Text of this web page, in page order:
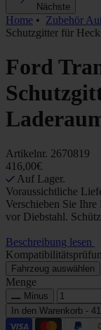
Nächste
Home • Zubehör
Schutzgitter für
Ford
Artikelnr. 2670819
416,00€
Auf Lager.
Voraussichtliche
Verschieben Sie
vor Diebstahl.
Beschreibung lesen
Fahrzeug auswählen
Menge
Minus
In den Warenkorb -